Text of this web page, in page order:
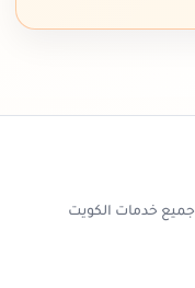
جميع خدمات الكويت